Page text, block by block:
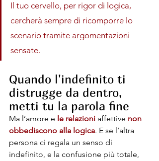
Il tuo cervello, per rigor di logica,
cercherà sempre di ricomporre lo
scenario tramite argomentazioni
sensate.
Quando l'indefinito ti
distrugge da dentro,
metti tu la parola fine
Ma l’amore e le relazioni affettive non
obbediscono alla logica. E se l’altra
persona ci regala un senso di
indefinito, e la confusione più totale,